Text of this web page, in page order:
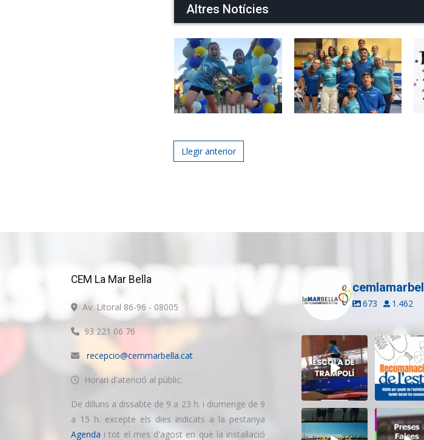
Altres Notícies
Post navigation
Llegir anterior
CEM La Mar Bella
Av. Litoral 86-96 - 08005
93 221 06 76
recepcio@cemmarbella.cat
Horari d'atenció al públic:
De dilluns a dissabte de 9 a 23 h. i diumenge de 9
a 15 h. excepte els dies indicats a la pestanya
Agenda i tot el mes d'agost en què la instal·lació
673 1.462
Inscriu-te a
l’Escola de
Trampolí del
CEM...
12 0
Aquest
continua
te i cuidant-
5
Tanquem una
nova temporada
al CEM La Mar
Darrere de
vídeo...
ha